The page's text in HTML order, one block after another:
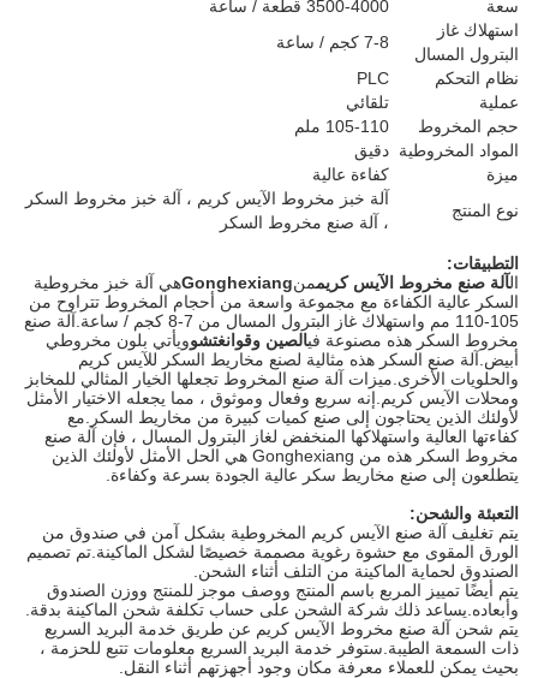
سعة
3500-4000 قطعة / ساعة
استهلاك غاز
البترول المسال
7-8 كجم / ساعة
نظام التحكم
PLC
عملية
تلقائي
حجم المخروط
105-110 ملم
المواد المخروطية
دقيق
ميزة
كفاءة عالية
نوع المنتج
آلة خبز مخروط الآيس كريم ، آلة خبز مخروط السكر
، آلة صنع مخروط السكر
التطبيقات:
آلة صنع مخروط الآيس كريممنGonghexiangهي آلة خبز مخروطية
السكر عالية الكفاءة مع مجموعة واسعة من أحجام المخروط تتراوح من
105-110 مم واستهلاك غاز البترول المسال من 7-8 كجم / ساعة.آلة صنع
مخروط السكر هذه مصنوعة فيالصين وقوانغتشوويأتي بلون مخروطي
أبيض.آلة صنع السكر هذه مثالية لصنع مخاريط السكر للآيس كريم
والحلويات الأخرى.ميزات آلة صنع المخروط تجعلها الخيار المثالي للمخابز
ومحلات الآيس كريم.إنه سريع وفعال وموثوق ، مما يجعله الاختيار الأمثل
لأولئك الذين يحتاجون إلى صنع كميات كبيرة من مخاريط السكر.مع
كفاءتها العالية واستهلاكها المنخفض لغاز البترول المسال ، فإن آلة صنع
مخروط السكر هذه من Gonghexiang هي الحل الأمثل لأولئك الذين
يتطلعون إلى صنع مخاريط سكر عالية الجودة بسرعة وكفاءة.
التعبئة والشحن:
يتم تغليف آلة صنع الآيس كريم المخروطية بشكل آمن في صندوق من
الورق المقوى مع حشوة رغوية مصممة خصيصًا لشكل الماكينة.تم تصميم
الصندوق لحماية الماكينة من التلف أثناء الشحن.
يتم أيضًا تمييز المربع باسم المنتج ووصف موجز للمنتج ووزن الصندوق
وأبعاده.يساعد ذلك شركة الشحن على حساب تكلفة شحن الماكينة بدقة.
يتم شحن آلة صنع مخروط الآيس كريم عن طريق خدمة البريد السريع
ذات السمعة الطيبة.ستوفر خدمة البريد السريع معلومات تتبع للحزمة ،
بحيث يمكن للعملاء معرفة مكان وجود أجهزتهم أثناء النقل.